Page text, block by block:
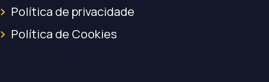
Política de privacidade
Política de Cookies